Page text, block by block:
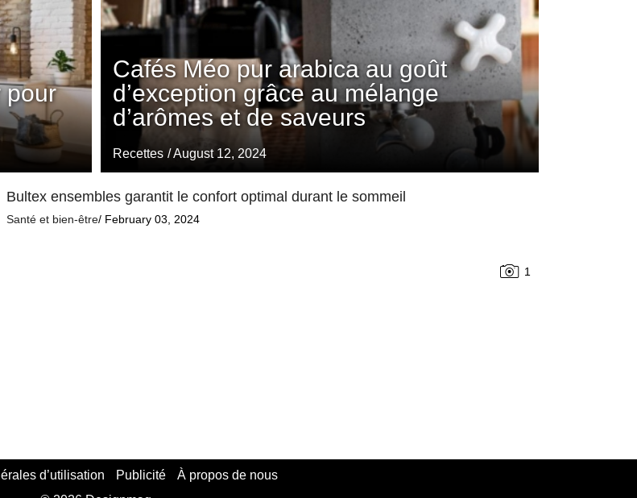
Cafés Méo pur arabica au goût
d’exception grâce au mélange
d’arômes et de saveurs
Recettes / August 12, 2024
pour
Bultex ensembles garantit le confort optimal durant le sommeil
Santé et bien-être/ February 03, 2024
1
d’utilisation Publicité
À propos de nous